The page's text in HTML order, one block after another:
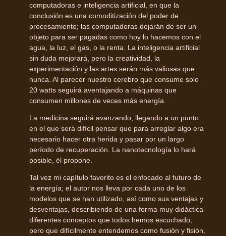
computadoras e inteligencia artificial, en que la
conclusión es una comoditización del poder de
procesamiento; las computadoras dejarán de ser un
objeto para ser pagadas como hoy lo hacemos con el
agua, la luz, el gas, o la renta. La inteligencia artificial
sin duda mejorará, pero la creatividad, la
experimentación y las artes serán más valiosas que
nunca. Al parecer nuestro cerebro que consume solo
20 watts seguirá aventajando a máquinas que
consumen millones de veces más energía.
La medicina seguirá avanzando, llegando a un punto
en el que será difícil pensar que para arreglar algo era
necesario hacer otra herida y pasar por un largo
período de recuperación. La nanotecnología lo hará
posible, él propone.
Tal vez mi capítulo favorito es el enfocado al futuro de
la energía; el autor nos lleva por cada uno de los
modelos que se han utilizado, así como sus ventajas y
desventajas, describiendo de una forma muy didáctica
diferentes conceptos que todos hemos escuchado,
pero que difícilmente entendemos como fusión y fisión,